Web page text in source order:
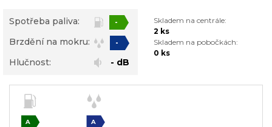
Spotřeba paliva: -
Brzdění na mokru: -
Hlučnost: - dB
Skladem na centrále:
2 ks
Skladem na pobočkách:
0 ks